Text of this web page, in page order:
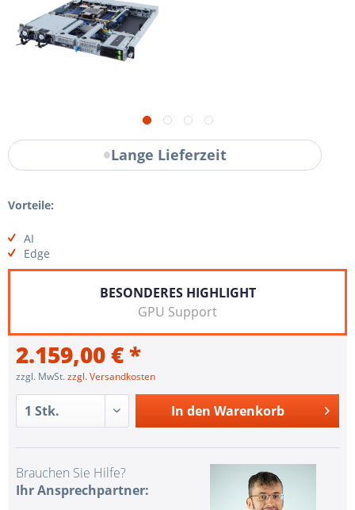
Lange Lieferzeit
Vorteile:
AI
Edge
BESONDERES HIGHLIGHT
GPU Support
2.159,00 € *
zzgl. MwSt.zzgl. Versandkosten
In den Warenkorb
Brauchen Sie Hilfe?
Ihr Ansprechpartner: